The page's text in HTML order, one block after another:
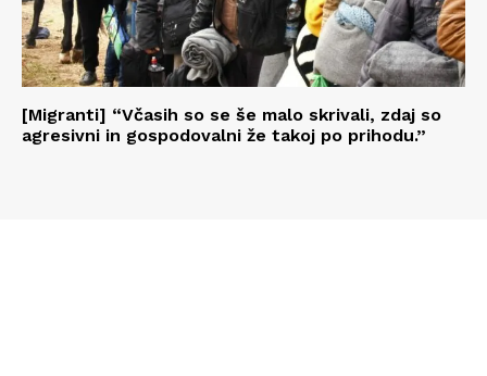
[Migranti] “Včasih so se še malo skrivali, zdaj so
agresivni in gospodovalni že takoj po prihodu.”